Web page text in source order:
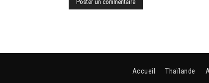
Accueil Thaïlande